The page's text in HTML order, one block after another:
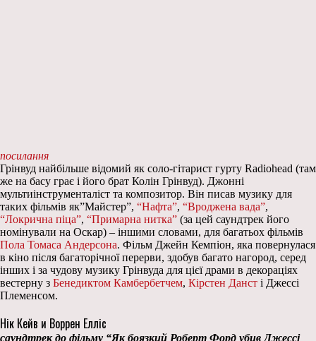
посилання
Грінвуд найбільше відомий як соло-гітарист гурту Radiohead (там
же на басу грає і його брат Колін Грінвуд). Джонні
мультиінструменталіст та композитор. Він писав музику для
таких фільмів як”Майстер”, “Нафта”, “Вроджена вада”,
“Локрична піца”, “Примарна нитка” (за цей саундтрек його
номінували на Оскар) – іншими словами, для багатьох фільмів
Пола Томаса Андерсона. Фільм Джейн Кемпіон, яка повернулася
в кіно після багаторічної перерви, здобув багато нагород, серед
інших і за чудову музику Грінвуда для цієї драми в декораціях
вестерну з Бенедиктом Камбербетчем, Кірстен Данст і Джессі
Племенсом.
Нік Кейв и Воррен Елліс
саундтрек до фільму “Як боязкий Роберт Форд убив Джессі